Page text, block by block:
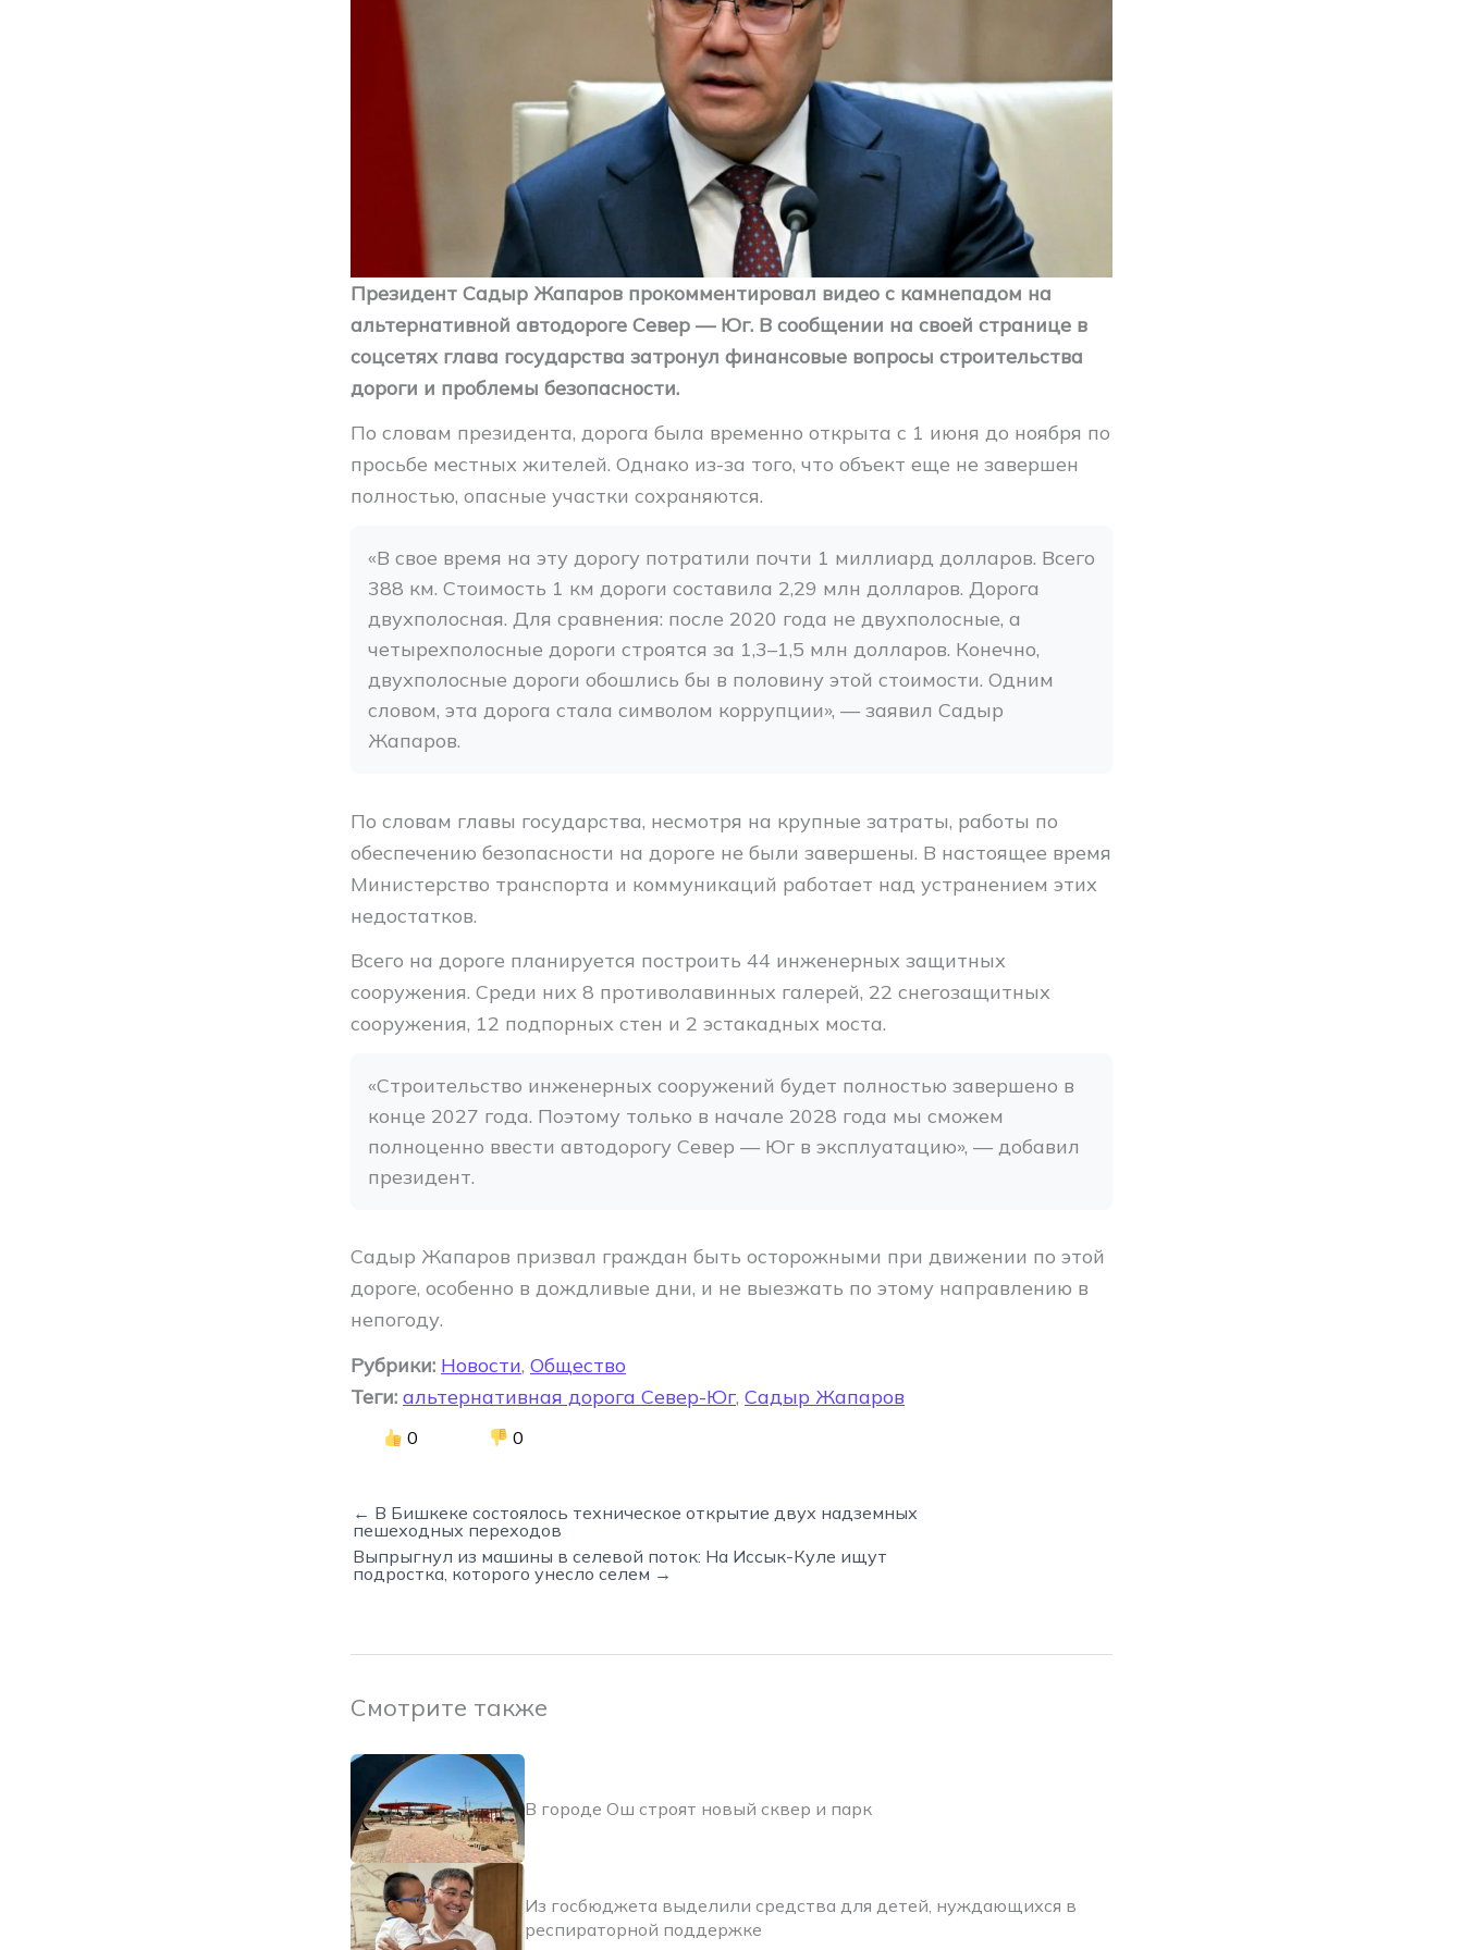
Президент Садыр Жапаров прокомментировал видео с камнепадом на
альтернативной автодороге Север — Юг. В сообщении на своей странице в
соцсетях глава государства затронул финансовые вопросы строительства
дороги и проблемы безопасности.
По словам президента, дорога была временно открыта с 1 июня до ноября по
просьбе местных жителей. Однако из-за того, что объект еще не завершен
полностью, опасные участки сохраняются.
«В свое время на эту дорогу потратили почти 1 миллиард долларов. Всего
388 км. Стоимость 1 км дороги составила 2,29 млн долларов. Дорога
двухполосная. Для сравнения: после 2020 года не двухполосные, а
четырехполосные дороги строятся за 1,3–1,5 млн долларов. Конечно,
двухполосные дороги обошлись бы в половину этой стоимости. Одним
словом, эта дорога стала символом коррупции», — заявил Садыр
Жапаров.
По словам главы государства, несмотря на крупные затраты, работы по
обеспечению безопасности на дороге не были завершены. В настоящее время
Министерство транспорта и коммуникаций работает над устранением этих
недостатков.
Всего на дороге планируется построить 44 инженерных защитных
сооружения. Среди них 8 противолавинных галерей, 22 снегозащитных
сооружения, 12 подпорных стен и 2 эстакадных моста.
«Строительство инженерных сооружений будет полностью завершено в
конце 2027 года. Поэтому только в начале 2028 года мы сможем
полноценно ввести автодорогу Север — Юг в эксплуатацию», — добавил
президент.
Садыр Жапаров призвал граждан быть осторожными при движении по этой
дороге, особенно в дождливые дни, и не выезжать по этому направлению в
непогоду.
Рубрики: Новости, Общество
Теги: альтернативная дорога Север-Юг, Садыр Жапаров
0 0
← В Бишкеке состоялось техническое открытие двух надземных
пешеходных переходов
Выпрыгнул из машины в селевой поток: На Иссык-Куле ищут
подростка, которого унесло селем →
Смотрите также
В городе Ош строят новый сквер и парк
Из госбюджета выделили средства для детей, нуждающихся в
респираторной поддержке